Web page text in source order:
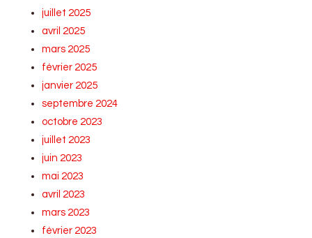
juillet 2025
avril 2025
mars 2025
février 2025
janvier 2025
septembre 2024
octobre 2023
juillet 2023
juin 2023
mai 2023
avril 2023
mars 2023
février 2023